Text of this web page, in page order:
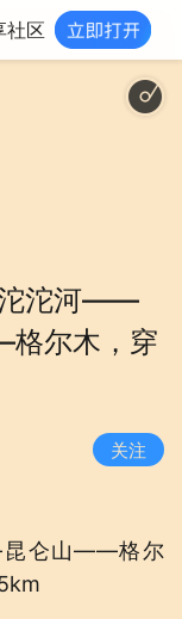
社区
沱沱河——
尔木，穿
关注
仑山——格尔
Prelude No.1 In C